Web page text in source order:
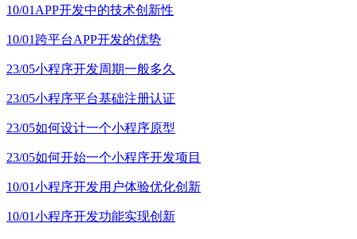
10/01 APP开发中的技术创新性
10/01 跨平台APP开发的优势
23/05小程序开发周期一般多久
23/05小程序平台基础注册认证
23/05如何设计一个小程序原型
23/05如何开始一个小程序开发项目
10/01小程序开发用户体验优化创新
10/01小程序开发功能实现创新